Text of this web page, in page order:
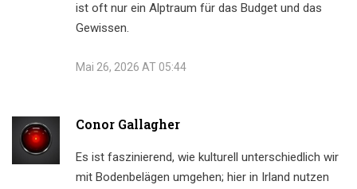
ist oft nur ein Alptraum für das Budget und das
Gewissen.
Mai 26, 2026 AT 05:44
Conor Gallagher
Es ist faszinierend, wie kulturell unterschiedlich wir
mit Bodenbelägen umgehen; hier in Irland nutzen